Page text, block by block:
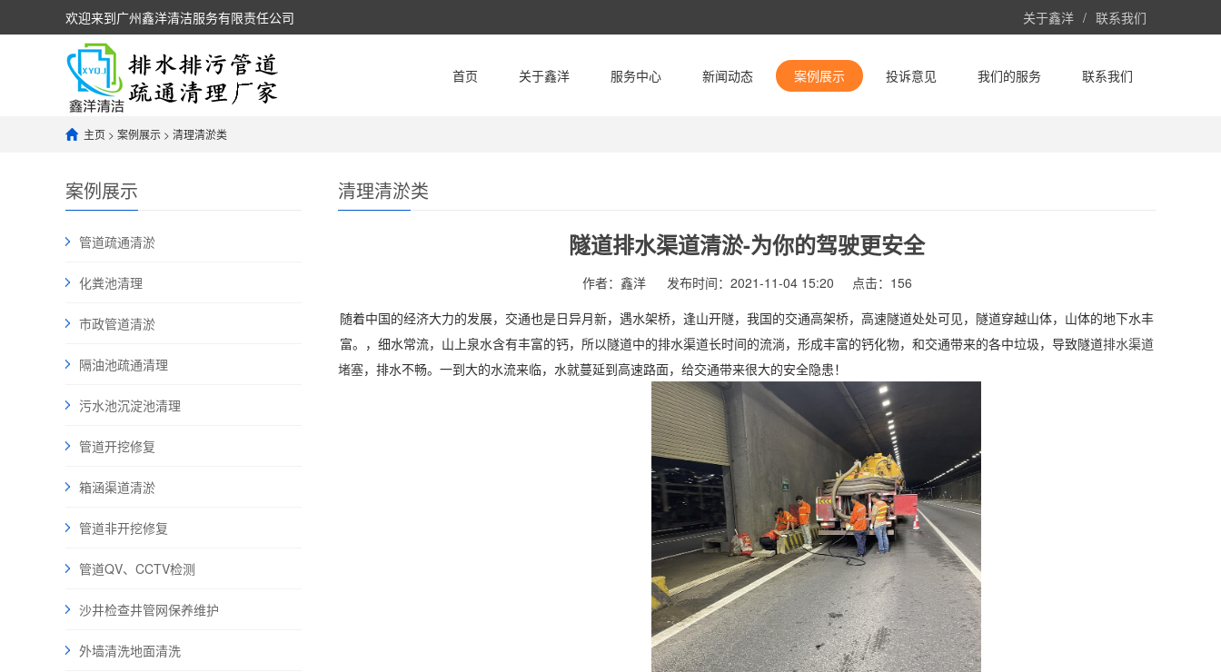
欢迎来到广州鑫洋清洁服务有限责任公司 关于鑫洋 / 联系我们
首页 关于鑫洋 服务中心 新闻动态 案例展示 投诉意见 我们的服务 联系我们
主页 > 案例展示 > 清理清淤类
案例展示
管道疏通清淤
化粪池清理
市政管道清淤
隔油池疏通清理
污水池沉淀池清理
管道开挖修复
箱涵渠道清淤
管道非开挖修复
管道QV、CCTV检测
沙井检查井管网保养维护
外墙清洗地面清洗
清理清淤类
隧道排水渠道清淤-为你的驾驶更安全
作者：鑫洋 发布时间：2021-11-04 15:20 点击： 156
随着中国的经济大力的发展，交通也是日异月新，遇水架桥，逢山开隧，我国的交通高架桥，高速隧道处处可见，隧道穿越山体，山体的地下水丰
富。，细水常流，山上泉水含有丰富的钙，所以隧道中的排水渠道长时间的流淌，形成丰富的钙化物，和交通带来的各中垃圾，导致隧道排水渠道
堵塞，排水不畅。一到大的水流来临，水就蔓延到高速路面，给交通带来很大的安全隐患！